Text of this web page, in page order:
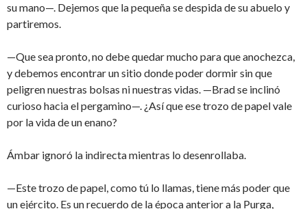
su mano—. Dejemos que la pequeña se despida de su abuelo y
partiremos.
—Que sea pronto, no debe quedar mucho para que anochezca,
y debemos encontrar un sitio donde poder dormir sin que
peligren nuestras bolsas ni nuestras vidas. —Brad se inclinó
curioso hacia el pergamino—. ¿Así que ese trozo de papel vale
por la vida de un enano?
Ámbar ignoró la indirecta mientras lo desenrollaba.
—Este trozo de papel, como tú lo llamas, tiene más poder que
un ejército. Es un recuerdo de la época anterior a la Purga,